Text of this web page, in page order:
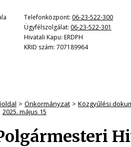
Telefonközpont: 06-23-522-300
Ügyfélszolgálat: 06-23-522-301
Hivatali Kapu: ERDPH
KRID szám: 707189964
Önkormányzat Közgyűlési
2025. május 15